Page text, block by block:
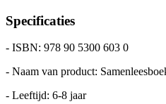
Specificaties
- ISBN: 978 90 5300 603 0
- Naam van product:
- Leeftijd: 6-8 jaar